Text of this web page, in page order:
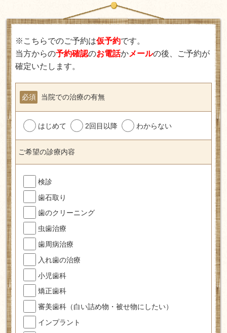
※こちらでのご予約は仮予約です。
当方からの予約確認のお電話かメールの後、ご予約が
確定いたします。
当院での治療の有無
必須
はじめて 2回目以降 わからない
ご希望の診療内容
検診
歯石取り
歯のクリーニング
虫歯治療
歯周病治療
入れ歯の治療
小児歯科
矯正歯科
審美歯科（白い詰め物・被せ物にしたい）
インプラント